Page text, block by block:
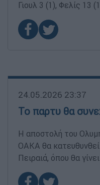
Γιουλ 3 (1), Φελίς 13
24.05.2026 23:37
Το παρτυ θα
Η αποστολή του
ΟΑΚΑ θα
Πειραιά, όπου θα